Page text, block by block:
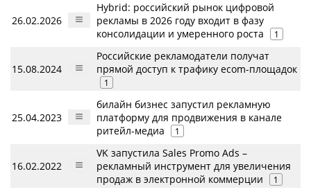
26.02.2026
Hybrid: российский рынок цифровой
рекламы в 2026 году входит в фазу
консолидации и умеренного роста
1
15.08.2024
Российские рекламодатели получат
прямой доступ к трафику ecom-площадок
1
25.04.2023
билайн бизнес запустил рекламную
платформу для продвижения в канале
ритейл-медиа
1
16.02.2022
VK запустила Sales Promo Ads –
рекламный инструмент для увеличения
продаж в электронной коммерции
1